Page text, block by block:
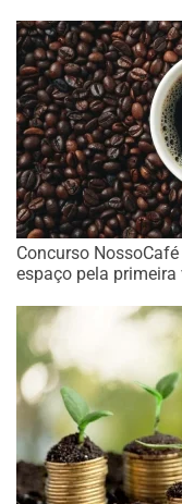
Concurso
espaço pela